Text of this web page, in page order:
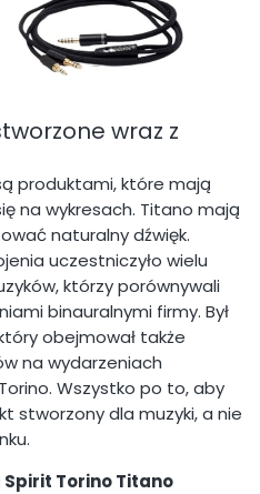
wraz z
produktami, które mają
na wykresach. Titano mają
naturalny dźwięk.
uczestniczyło wielu
którzy porównywali
binauralnymi firmy. Był
obejmował także
na wydarzeniach
Wszystko po to, aby
stworzony dla muzyki, a nie
Torino Titano